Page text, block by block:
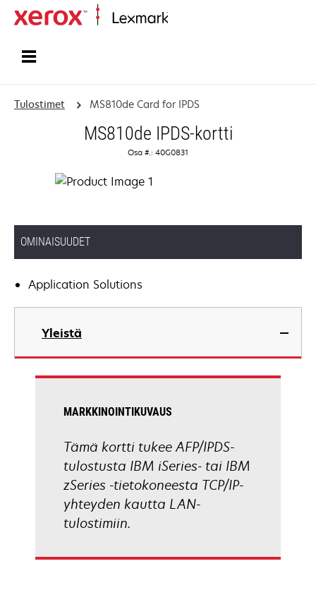
Tulostimet MS810de Card for IPDS
MS810de IPDS-kortti
Osa #.: 40G0831
OMINAISUUDET
Application Solutions
Yleistä
MARKKINOINTIKUVAUS
Tämä kortti tukee AFP/IPDS-
tulostusta IBM iSeries- tai IBM
zSeries -tietokoneesta TCP/IP-
yhteyden kautta LAN-
tulostimiin.